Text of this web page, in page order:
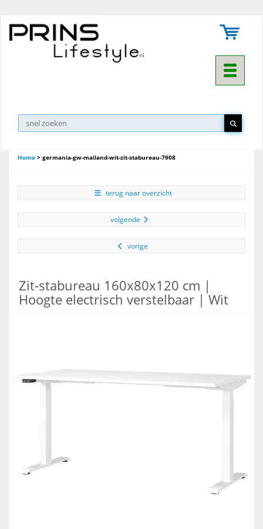
Toggle
Home > germania-gw-mailand-wit-zit-stabureau-7908
terug naar overzicht
volgende
vorige
Zit-stabureau 160x80x120 cm |
Hoogte electrisch verstelbaar | Wit